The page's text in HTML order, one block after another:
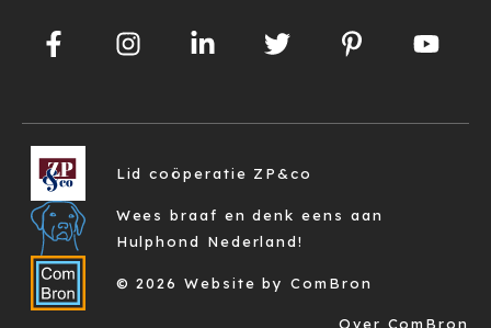
Lid coöperatie ZP&co
Wees braaf en denk eens aan
Hulphond Nederland!
© 2026 Website by ComBron
Over ComBron